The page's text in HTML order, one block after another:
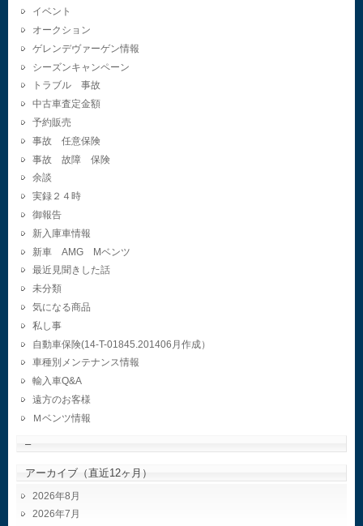
イベント
オークション
ゲレンデヴァーゲン情報
シーズンキャンペーン
トラブル 事故
中古車査定金額
予約販売
事故 任意保険
事故 故障 保険
余談
実録２４時
御報告
新入庫車情報
新車 AMG Mベンツ
最近見聞きした話
未分類
気になる商品
私し事
自動車保険(14-T-01845.201406月作成）
車種別メンテナンス情報
輸入車Q&A
遠方のお客様
Ｍベンツ情報
–
アーカイブ（直近12ヶ月）
2026年8月
2026年7月